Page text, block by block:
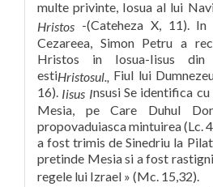
multe privinte, Iosua al lui
Hristos -(Cateheza X, 11).
Cezareea, Simon Petru a
Hristos in Iosua-Iisus
estiHristosul., Fiul lui
16). Iisus Insusi Se identifica
Mesia, pe Care Duhul
propovaduiasca mintuirea (Lc.
a fost trimis de Sinedriu la
pretinde Mesia si a fost
regele lui Izrael » (Mc. 15,32).